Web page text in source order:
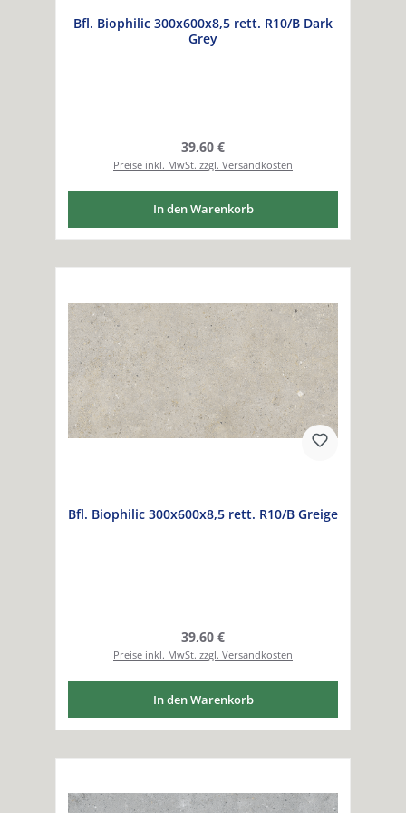
Bfl. Biophilic 300x600x8,5 rett. R10/B Dark
Grey
Regulärer Preis:
39,60 €
Preise inkl. MwSt. zzgl. Versandkosten
In den Warenkorb
Bfl. Biophilic 300x600x8,5 rett. R10/B Greige
Regulärer Preis:
39,60 €
Preise inkl. MwSt. zzgl. Versandkosten
In den Warenkorb